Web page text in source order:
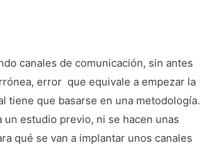
canales de comunicación, sin antes
error que equivale a empezar la
tiene que basarse en una metodología.
estudio previo, ni se hacen unas
qué se van a implantar unos canales